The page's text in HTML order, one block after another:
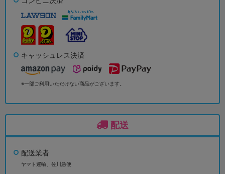
キャッシュレス決済
※一部ご利用いただけない商品がございます。
配送
配送業者
ヤマト運輸、佐川急便